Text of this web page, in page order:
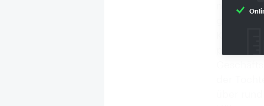
neue
positiv